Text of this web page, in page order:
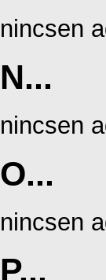
nincsen
N...
nincsen
O...
nincsen
P...